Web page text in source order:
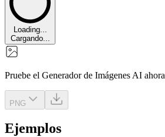
Loading...
Cargando...
Pruebe el Generador de Imágenes AI ahora
PNG
Ejemplos